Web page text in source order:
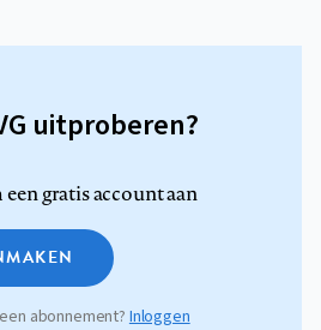
uitproberen?
een gratis account aan
abonnement? Inloggen